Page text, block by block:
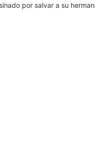
por salvar a su